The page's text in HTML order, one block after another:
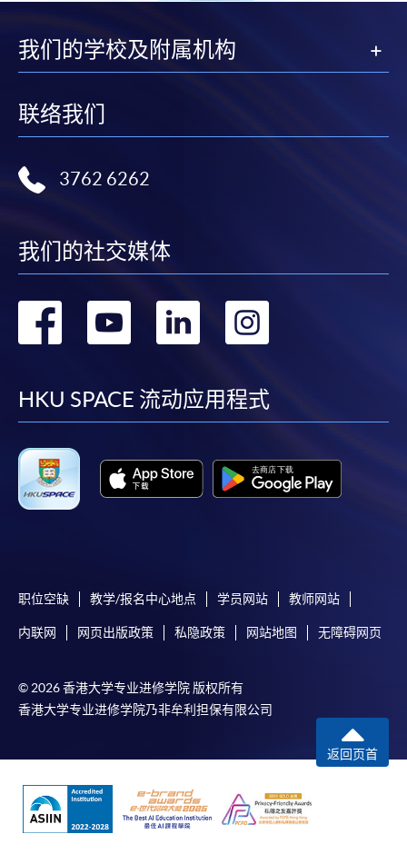
我们的学校及附属机构
联络我们
3762 6262
我们的社交媒体
转
facebook
转
youtube
转
linkedin
HKU SPACE 流动应用程式
职位空缺 教学/报名中心地点 学员网站 教师网站
内联网 网页出版政策 私隐政策 网站地图 无障碍网页
© 2026 香港大学专业进修学院 版权所有
香港大学专业进修学院乃非牟利担保有限公司
返回页首